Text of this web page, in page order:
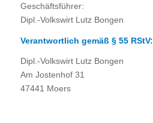
Geschäftsführer:
Dipl.-Volkswirt Lutz Bongen
Verantwortlich gemäß § 55 RStV:
Dipl.-Volkswirt Lutz Bongen
Am Jostenhof 31
47441 Moers